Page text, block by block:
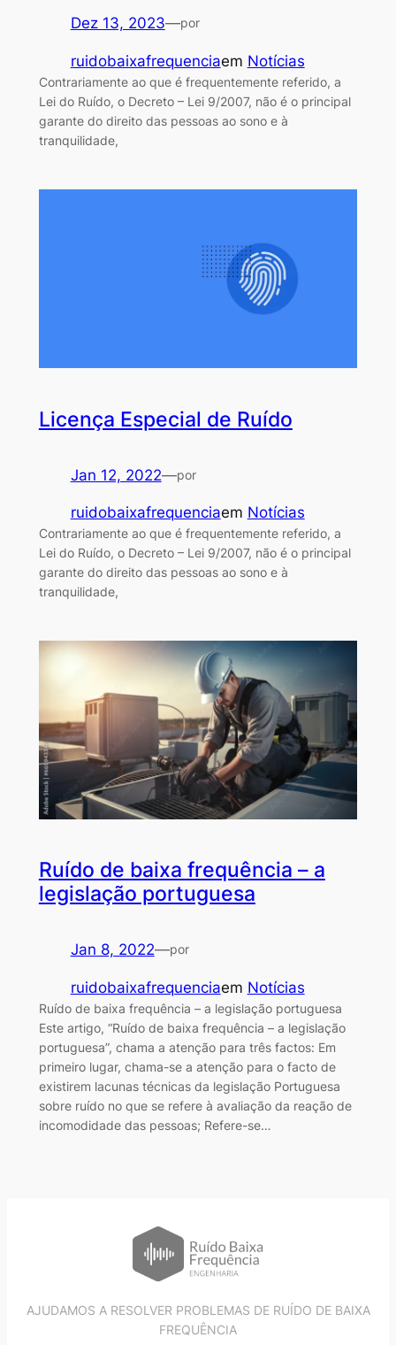
Dez 13, 2023—por
ruidobaixafrequenciaem Notícias
Contrariamente ao que é frequentemente referido, a
Lei do Ruído, o Decreto – Lei 9/2007, não é o principal
garante do direito das pessoas ao sono e à
tranquilidade,
Licença Especial de Ruído
Jan 12, 2022—por
ruidobaixafrequenciaem Notícias
Contrariamente ao que é frequentemente referido, a
Lei do Ruído, o Decreto – Lei 9/2007, não é o principal
garante do direito das pessoas ao sono e à
tranquilidade,
Ruído de baixa frequência – a
legislação portuguesa
Jan 8, 2022—por
ruidobaixafrequenciaem Notícias
Ruído de baixa frequência – a legislação portuguesa
Este artigo, “Ruído de baixa frequência – a legislação
portuguesa”, chama a atenção para três factos: Em
primeiro lugar, chama-se a atenção para o facto de
existirem lacunas técnicas da legislação Portuguesa
sobre ruído no que se refere à avaliação da reação de
incomodidade das pessoas; Refere-se…
AJUDAMOS A RESOLVER PROBLEMAS DE RUÍDO DE BAIXA
FREQUÊNCIA